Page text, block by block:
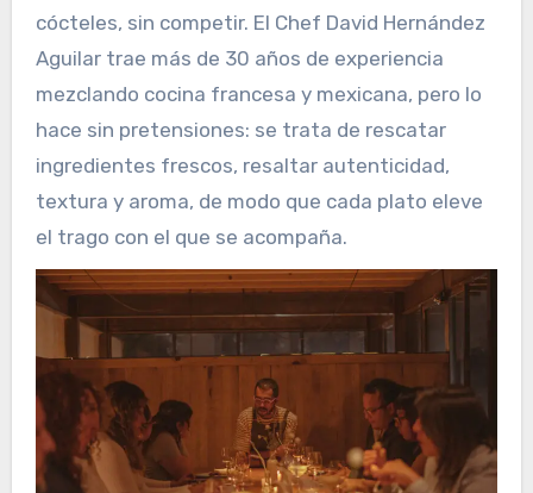
cócteles, sin competir. El Chef David Hernández
Aguilar trae más de 30 años de experiencia
mezclando cocina francesa y mexicana, pero lo
hace sin pretensiones: se trata de rescatar
ingredientes frescos, resaltar autenticidad,
textura y aroma, de modo que cada plato eleve
el trago con el que se acompaña.